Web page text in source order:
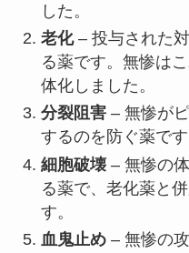
した。
老化– 投与された
る薬です。無惨は
体化しました。
分裂阻害– 無惨が
するのを防ぐ薬です
細胞破壊– 無惨の
る薬で、老化薬と
す。
血鬼止め– 無惨の